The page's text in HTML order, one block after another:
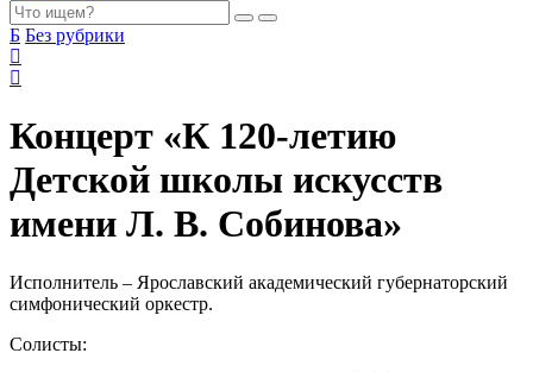
Б Без рубрики
Концерт «К 120-летию
Детской школы искусств
имени Л. В. Собинова»
Исполнитель – Ярославский академический губернаторский
симфонический оркестр.
Солисты: